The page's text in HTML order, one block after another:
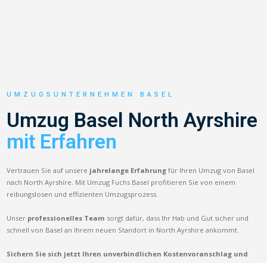
UMZUGSUNTERNEHMEN BASEL
Umzug Basel North Ayrshire
mit Erfahren
Vertrauen Sie auf unsere jahrelange Erfahrung für Ihren Umzug von Basel
nach North Ayrshire. Mit Umzug Fuchs Basel profitieren Sie von einem
reibungslosen und effizienten Umzugsprozess.
Unser professionelles Team sorgt dafür, dass Ihr Hab und Gut sicher und
schnell von Basel an Ihrem neuen Standort in North Ayrshire ankommt.
Sichern Sie sich jetzt Ihren unverbindlichen Kostenvoranschlag und